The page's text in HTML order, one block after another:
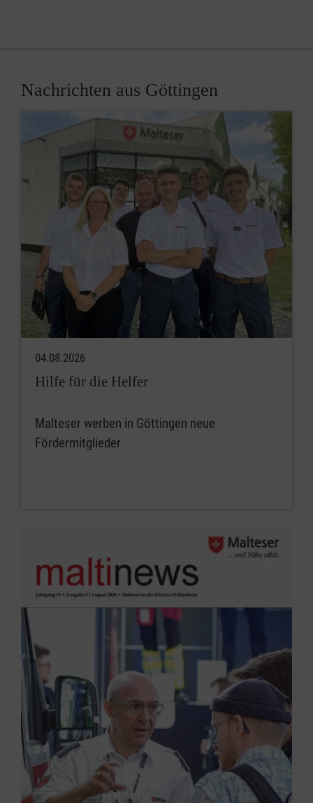
Nachrichten aus Göttingen
04.08.2026
Hilfe für die Helfer
Malteser werben in Göttingen neue
Fördermitglieder